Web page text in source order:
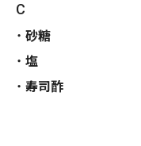
C
砂糖
塩
寿司酢